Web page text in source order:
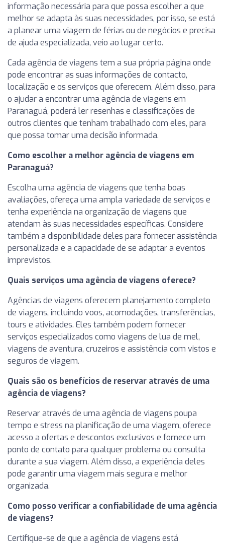
informação necessária para que possa escolher a que
melhor se adapta às suas necessidades, por isso, se está
a planear uma viagem de férias ou de negócios e precisa
de ajuda especializada, veio ao lugar certo.
Cada agência de viagens tem a sua própria página onde
pode encontrar as suas informações de contacto,
localização e os serviços que oferecem. Além disso, para
o ajudar a encontrar uma agência de viagens em
Paranaguá, poderá ler resenhas e classificações de
outros clientes que tenham trabalhado com eles, para
que possa tomar uma decisão informada.
Como escolher a melhor agência de viagens em
Paranaguá?
Escolha uma agência de viagens que tenha boas
avaliações, ofereça uma ampla variedade de serviços e
tenha experiência na organização de viagens que
atendam às suas necessidades específicas. Considere
também a disponibilidade deles para fornecer assistência
personalizada e a capacidade de se adaptar a eventos
imprevistos.
Quais serviços uma agência de viagens oferece?
Agências de viagens oferecem planejamento completo
de viagens, incluindo voos, acomodações, transferências,
tours e atividades. Eles também podem fornecer
serviços especializados como viagens de lua de mel,
viagens de aventura, cruzeiros e assistência com vistos e
seguros de viagem.
Quais são os benefícios de reservar através de uma
agência de viagens?
Reservar através de uma agência de viagens poupa
tempo e stress na planificação de uma viagem, oferece
acesso a ofertas e descontos exclusivos e fornece um
ponto de contato para qualquer problema ou consulta
durante a sua viagem. Além disso, a experiência deles
pode garantir uma viagem mais segura e melhor
organizada.
Como posso verificar a confiabilidade de uma agência
de viagens?
Certifique-se de que a agência de viagens está